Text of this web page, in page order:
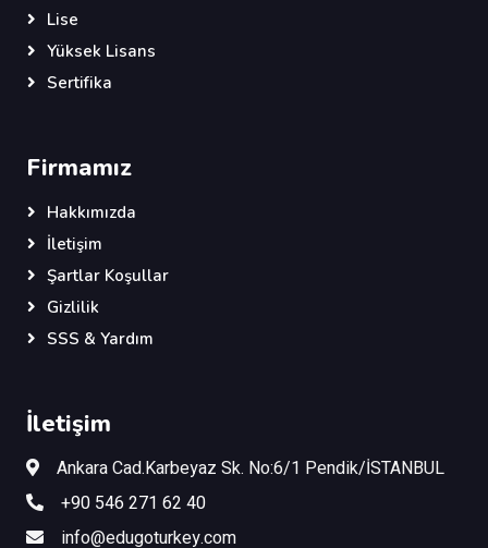
Lise
Yüksek Lisans
Sertifika
Firmamız
Hakkımızda
İletişim
Şartlar Koşullar
Gizlilik
SSS & Yardım
İletişim
Ankara Cad.Karbeyaz Sk. No:6/1 Pendik/İSTANBUL
+90 546 271 62 40
info@edugoturkey.com